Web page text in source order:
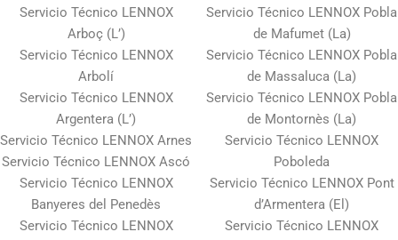
Servicio Técnico LENNOX
Arboç (L’)
Servicio Técnico LENNOX
Arbolí
Servicio Técnico LENNOX
Argentera (L’)
Servicio Técnico LENNOX Arnes
Servicio Técnico LENNOX Ascó
Servicio Técnico LENNOX
Banyeres del Penedès
Servicio Técnico LENNOX
Servicio Técnico LENNOX Pobla
de Mafumet (La)
Servicio Técnico LENNOX Pobla
de Massaluca (La)
Servicio Técnico LENNOX Pobla
de Montornès (La)
Servicio Técnico LENNOX
Poboleda
Servicio Técnico LENNOX Pont
d’Armentera (El)
Servicio Técnico LENNOX